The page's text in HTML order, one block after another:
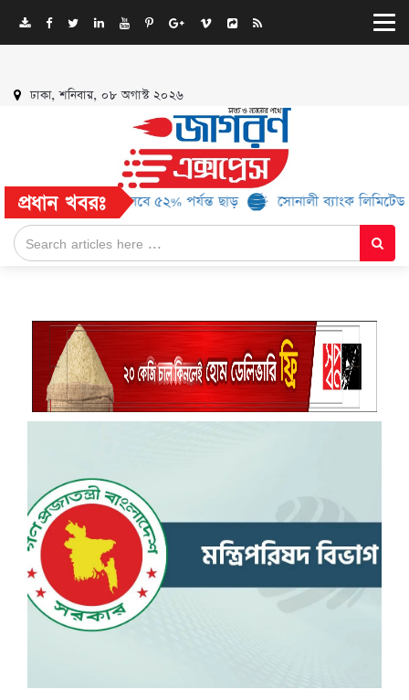
ঢাকা, শনিবার, ০৮ অগাস্ট ২০২৬
প্রধান খবরঃ
১৬ ব্র্যান্ড, মিলবে ৫২% পর্যন্ত ছাড় সোনালী ব্যাংক লিমিটেড-এর